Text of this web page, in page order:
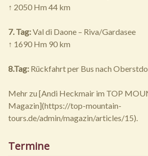
↑ 2050 Hm 44 km
7. Tag:Val di Daone – Riva/Gardasee
↑ 1690 Hm 90 km
8.Tag: Rückfahrt per Bus nach
Mehr zu [Andi Heckmair im TOP
Magazin](https://top-mountain-
tours.de/admin/magazin/articles/15).
Termine